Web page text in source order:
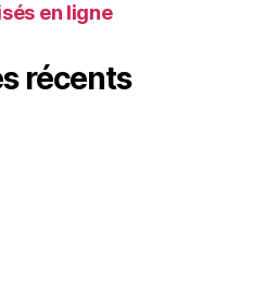
en ligne
récents